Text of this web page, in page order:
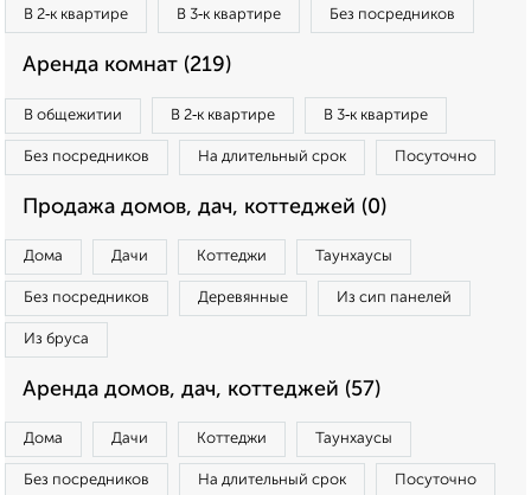
В 2‑к квартире В 3‑к квартире Без посредников
Аренда комнат (219)
В общежитии В 2‑к квартире В 3‑к квартире
Без посредников На длительный срок Посуточно
Продажа домов, дач, коттеджей (0)
Дома Дачи Коттеджи Таунхаусы
Без посредников Деревянные Из сип панелей
Из бруса
Аренда домов, дач, коттеджей (57)
Дома Дачи Коттеджи Таунхаусы
Без посредников На длительный срок Посуточно